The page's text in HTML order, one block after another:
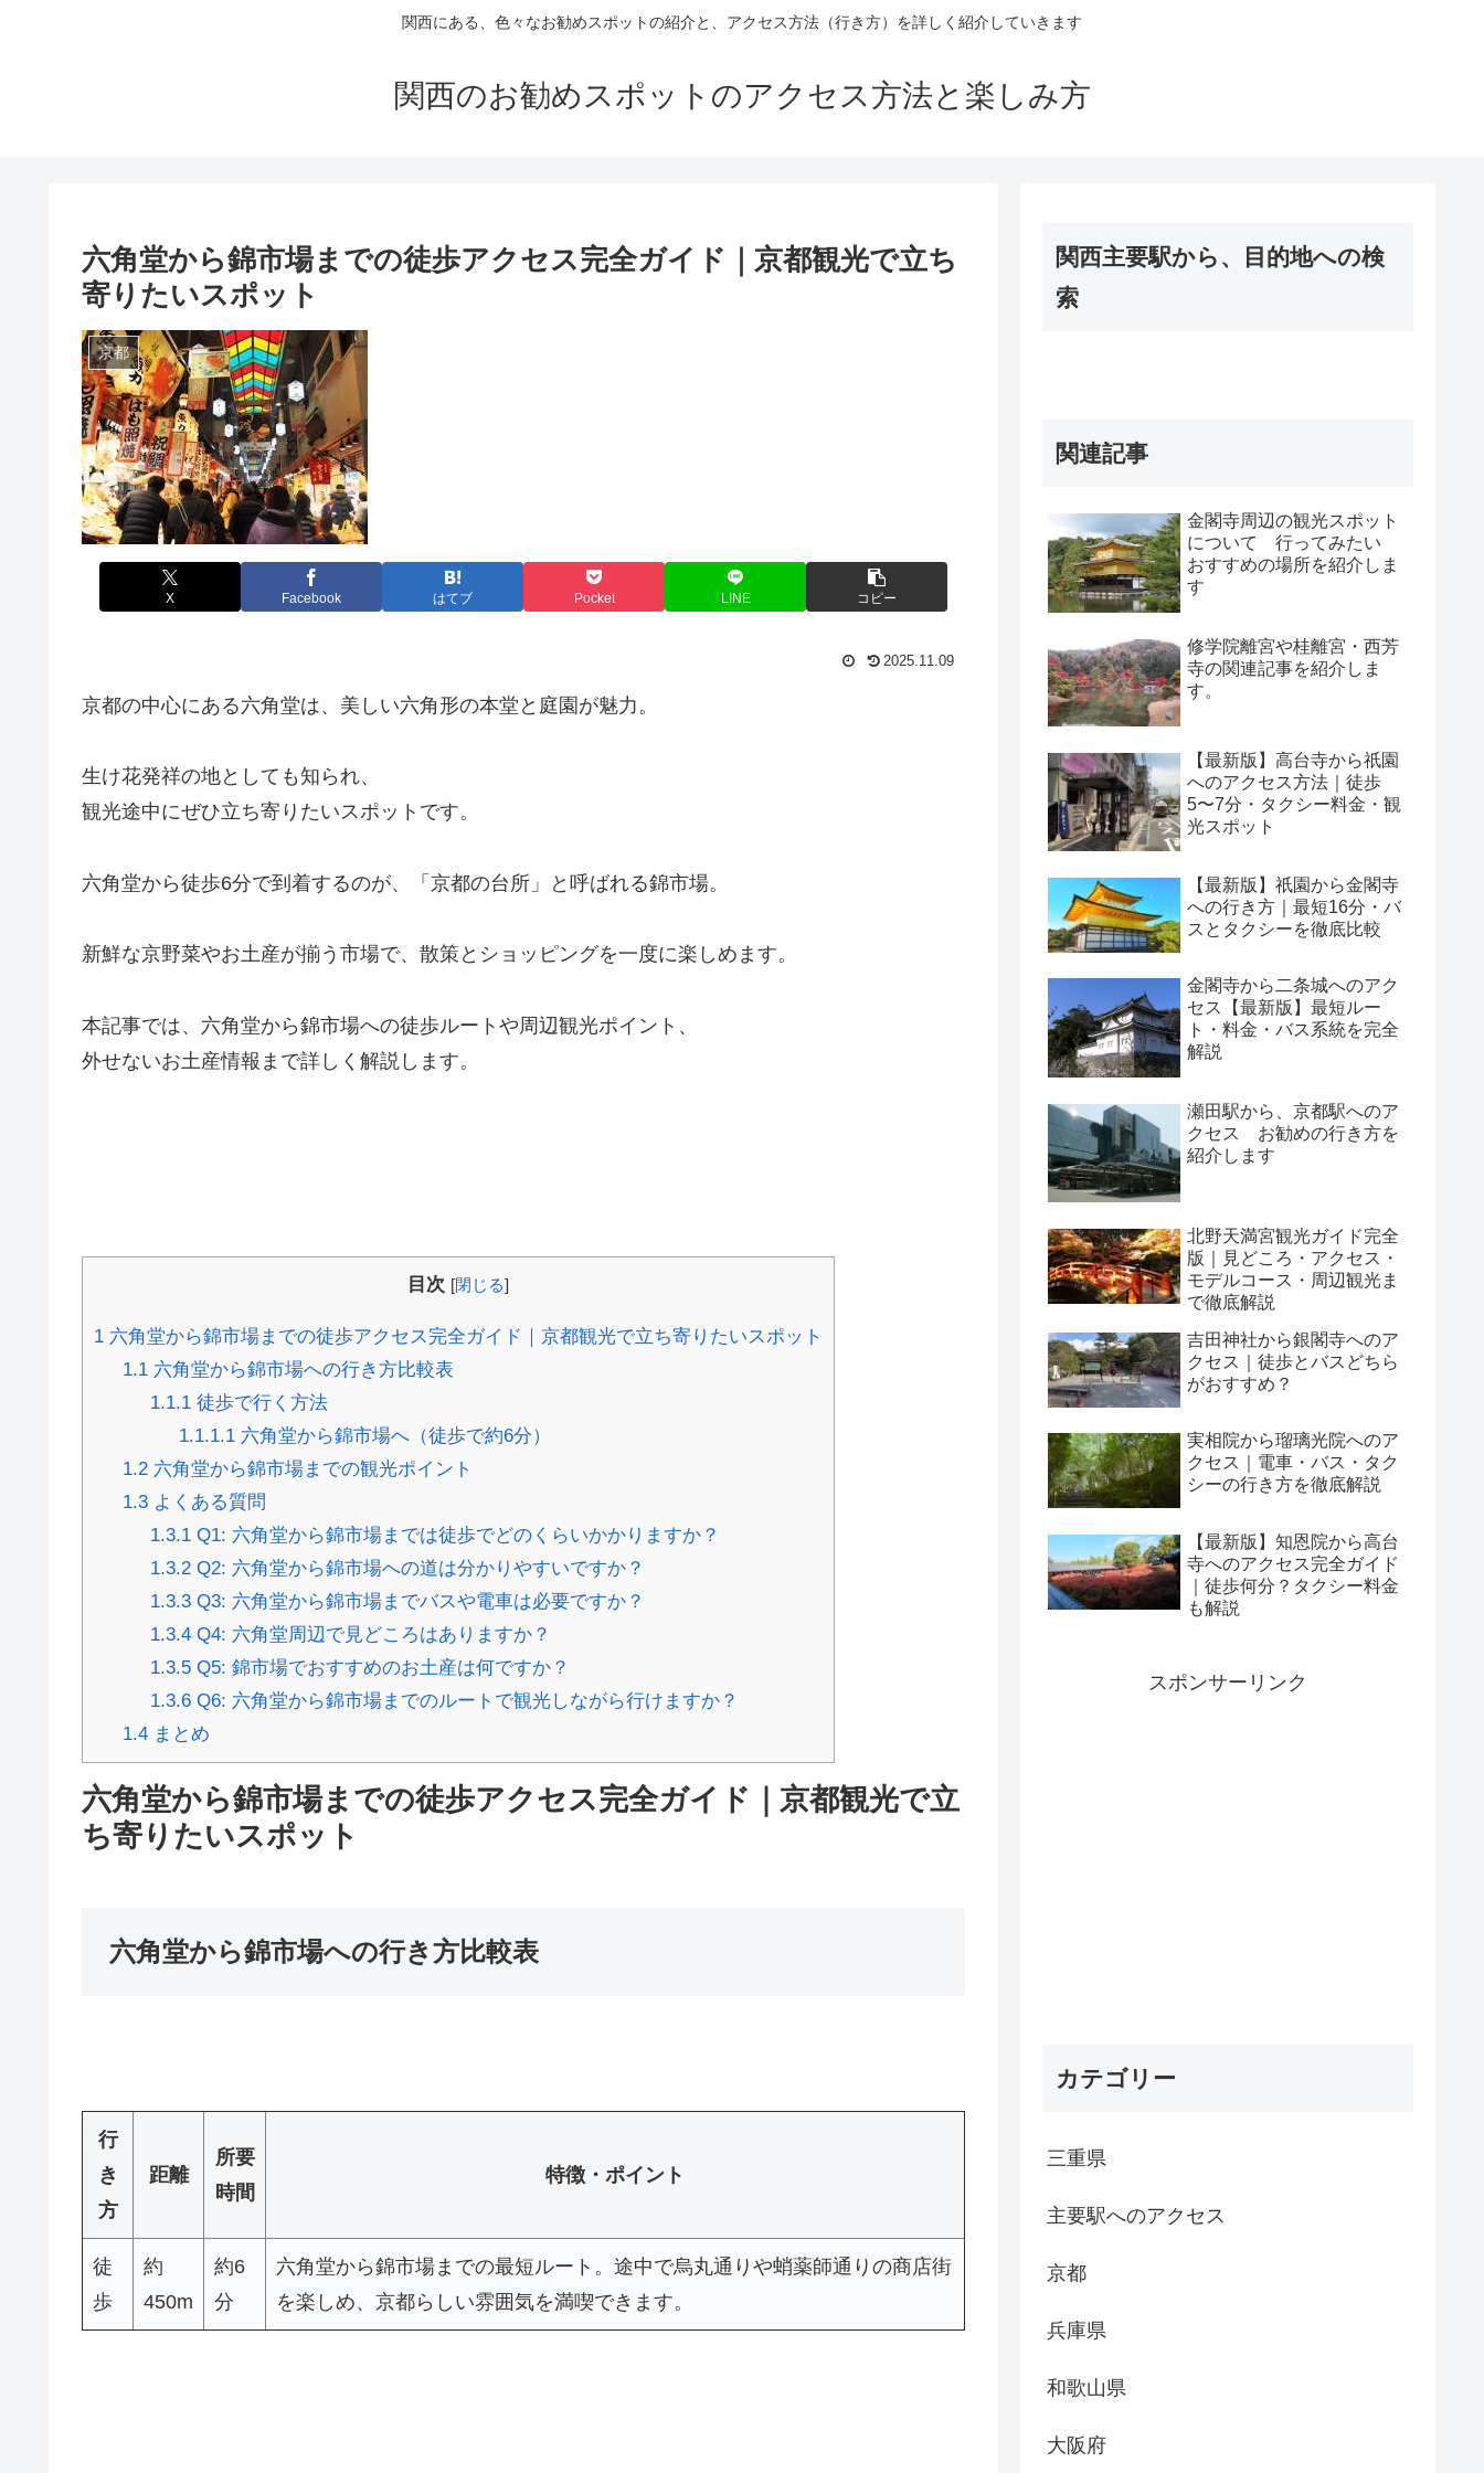
関西にある、色々なお勧めスポットの紹介と、アクセス方法（行き方）を詳しく紹介していきます
関西のお勧めスポットのアクセス方法と楽しみ方
六角堂から錦市場までの徒歩アクセス完全ガイド｜京都観光で立ち
寄りたいスポット
京都
X Facebook はてブ Pocket LINE コピー
2025.11.09
京都の中心にある六角堂は、美しい六角形の本堂と庭園が魅力。
生け花発祥の地としても知られ、
観光途中にぜひ立ち寄りたいスポットです。
六角堂から徒歩6分で到着するのが、「京都の台所」と呼ばれる錦市場。
新鮮な京野菜やお土産が揃う市場で、散策とショッピングを一度に楽しめます。
本記事では、六角堂から錦市場への徒歩ルートや周辺観光ポイント、
外せないお土産情報まで詳しく解説します。
目次 [閉じる]
1 六角堂から錦市場までの徒歩アクセス完全ガイド｜京都観光で立ち寄りたいスポット
1.1六角堂から錦市場への行き方比較表
1.1.1 徒歩で行く方法
1.1.1.1六角堂から錦市場へ（徒歩で約6分）
1.2六角堂から錦市場までの観光ポイント
1.3よくある質問
1.3.1 Q1: 六角堂から錦市場までは徒歩でどのくらいかかりますか？
1.3.2 Q2: 六角堂から錦市場への道は分かりやすいですか？
1.3.3 Q3: 六角堂から錦市場までバスや電車は必要ですか？
1.3.4 Q4: 六角堂周辺で見どころはありますか？
1.3.5 Q5: 錦市場でおすすめのお土産は何ですか？
1.3.6 Q6: 六角堂から錦市場までのルートで観光しながら行けますか？
1.4まとめ
六角堂から錦市場までの徒歩アクセス完全ガイド｜京都観光で立
ち寄りたいスポット
六角堂から錦市場への行き方比較表
行
き
方
距離
所要
時間
特徴・ポイント
徒
歩
約
450m
約6
分
六角堂から錦市場までの最短ルート。途中で烏丸通りや蛸薬師通りの商店街
を楽しめ、京都らしい雰囲気を満喫できます。
関西主要駅から、目的地への検
索
関連記事
金閣寺周辺の観光スポット
について 行ってみたい
おすすめの場所を紹介しま
す
修学院離宮や桂離宮・西芳
寺の関連記事を紹介しま
す。
【最新版】高台寺から祇園
へのアクセス方法｜徒歩
5〜7分・タクシー料金・観
光スポット
【最新版】祇園から金閣寺
への行き方｜最短16分・バ
スとタクシーを徹底比較
金閣寺から二条城へのアク
セス【最新版】最短ルー
ト・料金・バス系統を完全
解説
瀬田駅から、京都駅へのア
クセス お勧めの行き方を
紹介します
北野天満宮観光ガイド完全
版｜見どころ・アクセス・
モデルコース・周辺観光ま
で徹底解説
吉田神社から銀閣寺へのア
クセス｜徒歩とバスどちら
がおすすめ？
実相院から瑠璃光院へのア
クセス｜電車・バス・タク
シーの行き方を徹底解説
【最新版】知恩院から高台
寺へのアクセス完全ガイド
｜徒歩何分？タクシー料金
も解説
スポンサーリンク
カテゴリー
三重県
主要駅へのアクセス
京都
兵庫県
和歌山県
大阪府